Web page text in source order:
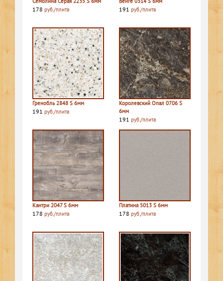
178 руб./плита 191 руб./плита
Гренобль 2848 S 6мм
191 руб./плита
Королевский Опал 0706 S
6мм
191 руб./плита
Кантри 2047 S 6мм
178 руб./плита
Платина 5013 S 6мм
178 руб./плита